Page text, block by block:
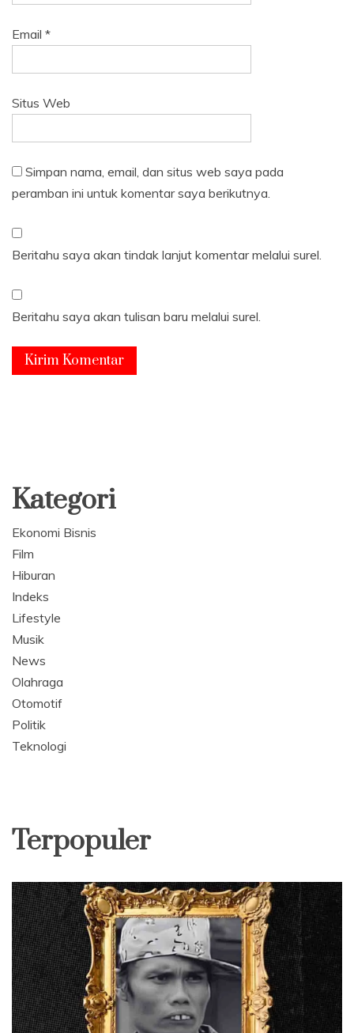
Email *
Situs Web
Simpan nama, email, dan situs web saya pada
peramban ini untuk komentar saya berikutnya.
Beritahu saya akan tindak lanjut komentar melalui surel.
Beritahu saya akan tulisan baru melalui surel.
Kategori
Ekonomi Bisnis
Film
Hiburan
Indeks
Lifestyle
Musik
News
Olahraga
Otomotif
Politik
Teknologi
Terpopuler